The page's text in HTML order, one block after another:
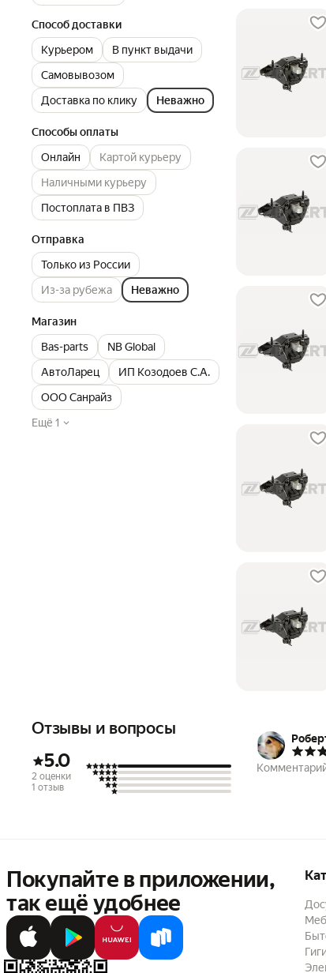
Способ доставки
Курьером
В пункт выдачи
Самовывозом
Доставка по клику
Неважно
Способы оплаты
Онлайн
Картой курьеру
Наличными курьеру
Постоплата в ПВЗ
Отправка
Только из России
Из-за рубежа
Неважно
Магазин
Bas-parts
NB Global
АвтоЛарец
ИП Козодоев С.А.
ООО Санрайз
Ещё 1
Отзывы и вопросы
5.0
2 оценки
1 отзыв
Покупайте в приложении,
так ещё удобнее